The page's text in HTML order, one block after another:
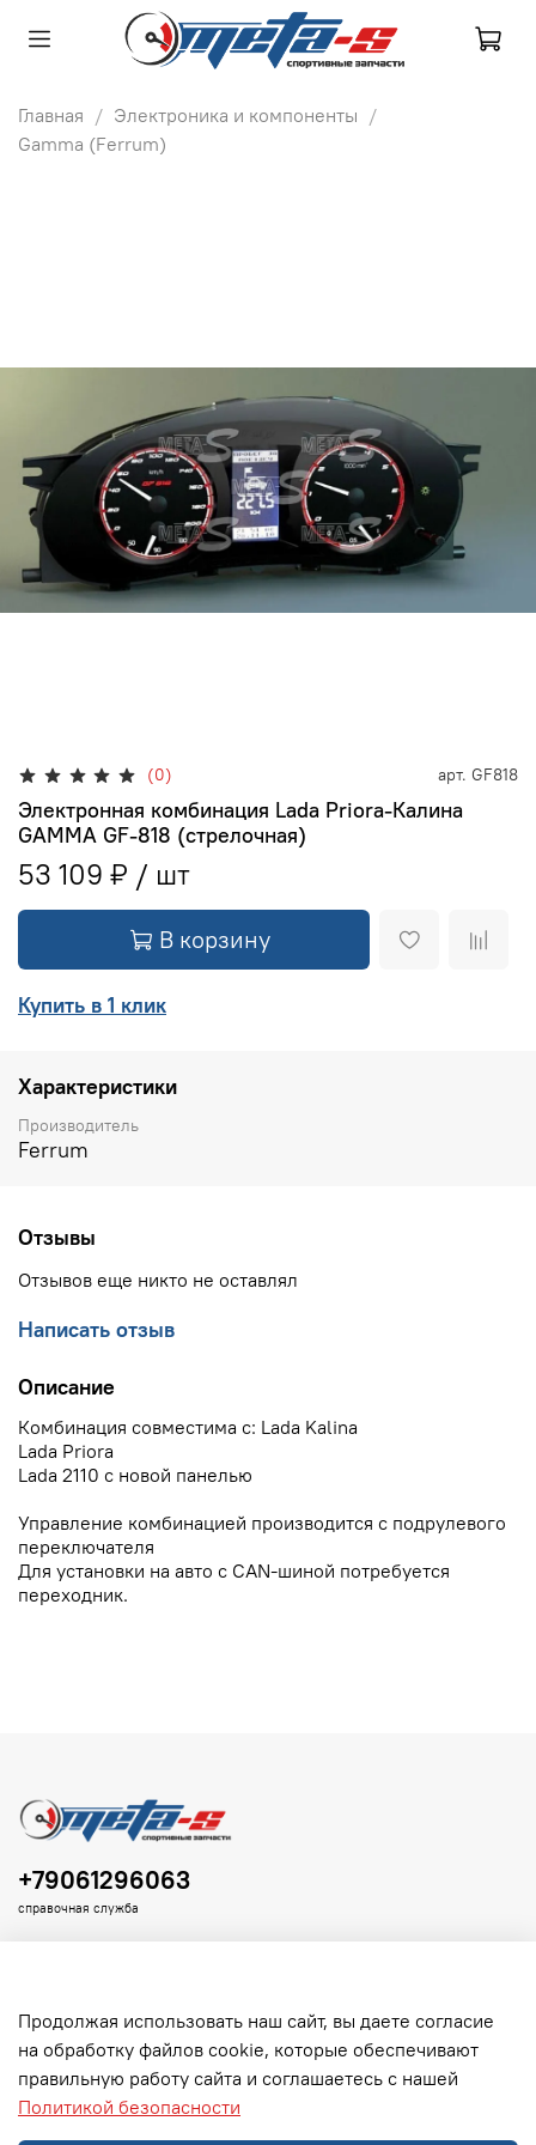
Главная
Электроника и компоненты
Gamma (Ferrum)
(0) арт. GF818
Электронная комбинация Lada Priora-Калина
GAMMA GF-818 (стрелочная)
53 109 ₽
В корзину
Купить в 1 клик
Характеристики
Производитель
Ferrum
Отзывы
Отзывов еще никто не оставлял
Написать отзыв
Описание
Комбинация совместима с: Lada Kalina
Lada Priora
Lada 2110 c новой панелью
Управление комбинацией производится с подрулевого
переключателя
Для установки на авто с CAN-шиной потребуется
переходник.
Клиенту
Информация
+79061296063
справочная служба
Продолжая использовать наш сайт, вы даете согласие
на обработку файлов cookie, которые обеспечивают
правильную работу сайта и соглашаетесь с нашей
Политикой безопасности